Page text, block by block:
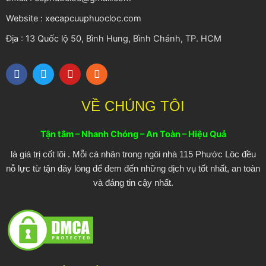
Website : xecapcuuphuocloc.com
Địa : 13 Quốc lộ 50, Bình Hung, Bình Chánh, TP. HCM
F
a
T
w
r
Y
o
e
R
s
VỀ CHÚNG TÔI
Tận tâm – Nhanh Chóng – An Toàn – Hiệu Quả
là giá trị cốt lõi . Mỗi cá nhân trong ngôi nhà 115 Phước Lôc đều
nỗ lực từ tận đáy lòng để đem đến những dịch vụ tốt nhất, an toàn
và đáng tin cậy nhất.